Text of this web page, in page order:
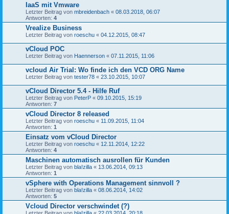
IaaS mit Vmware
Letzter Beitrag von mbreidenbach « 08.03.2018, 06:07
Antworten: 4
Vrealize Business
Letzter Beitrag von roeschu « 04.12.2015, 08:47
vCloud POC
Letzter Beitrag von Haennerson « 07.11.2015, 11:06
vcloud Air Trial: Wo finde ich den VCD ORG Name
Letzter Beitrag von tester78 « 23.10.2015, 10:07
vCloud Director 5.4 - Hilfe Ruf
Letzter Beitrag von PeterP « 09.10.2015, 15:19
Antworten: 7
vCloud Director 8 released
Letzter Beitrag von roeschu « 11.09.2015, 11:04
Antworten: 1
Einsatz vom vCloud Director
Letzter Beitrag von roeschu « 12.11.2014, 12:22
Antworten: 4
Maschinen automatisch ausrollen für Kunden
Letzter Beitrag von bla!zilla « 13.06.2014, 09:13
Antworten: 1
vSphere with Operations Management sinnvoll ?
Letzter Beitrag von bla!zilla « 08.06.2014, 14:02
Antworten: 5
Vcloud Director verschwindet (?)
Letzter Beitrag von bla!zilla « 22.03.2014, 20:18